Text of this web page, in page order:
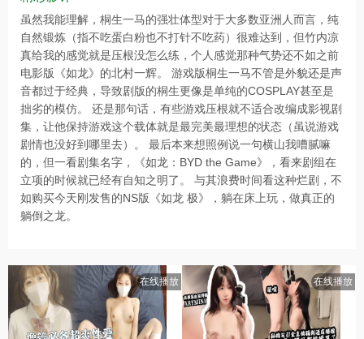
虽然我能理解，桐生一马的强壮体型对于大多数亚洲人而言，纯
自然锻炼（指不吃蛋白粉也不打针不吃药）很难达到，但竹内凉
真给我的感觉就是压根没怎么练，个人感觉那种气势还不如之前
电影版《如龙》的北村一辉。 游戏版桐生一马不管是外貌还是声
音都过于经典，导致剧版的桐生更像是单纯的COSPLAY甚至是
拙劣的模仿。 还是那句话，有些游戏压根就不适合改编成影视剧
集，让他保持游戏这个载体就是最完美最理想的状态（虽说游戏
剧情也没好到哪里去）。 最后本来想照例说一句横山我嘈腻嘛
的，但一看剧集名字，《如龙：BYD the Game》，看来剧组在
立项的时候就已经有自知之明了。 与其浪费时间看这种烂剧，不
如购买今天刚发售的NS版《如龙 极》，躺在床上玩，做真正的
躺倒之龙。